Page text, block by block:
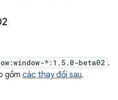
*:1.5.0-beta02 .
gồm các thay đổi sau.